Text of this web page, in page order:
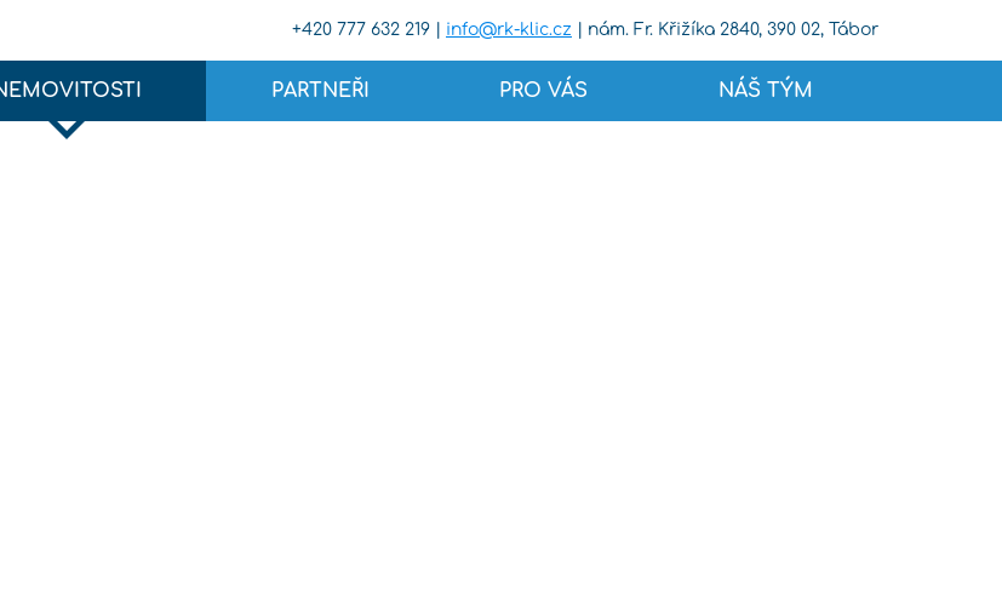
+420 777 632 219 | info@rk-klic.cz | nám. Fr. Křižíka 2840, 390 02, Tábor
PARTNEŘI PRO VÁS NÁŠ TÝM